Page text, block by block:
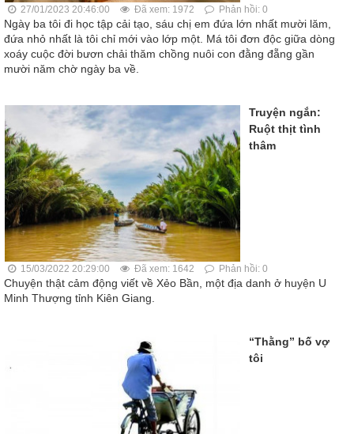
27/01/2023 20:46:00 Đã xem: 1972 Phản hồi: 0
Ngàγ ba tôi đi học tập cải tạo, sáu chị em đứa lớn nhất mười lăm,
đứa nhỏ nhất là tôi chỉ mới vào lớp một. Má tôi đơn độc giữa dòng
xoáy cuộc đời bươn chải thăm chồng nuôi con đằng đẵng gần
mười năm chờ ngày ba về.
Truyện ngắn:
Ruột thịt tình
thâm
15/03/2022 20:29:00 Đã xem: 1642 Phản hồi: 0
Chuyện thật cảm động viết về Xẻo Bần, một địa danh ở huyện U
Minh Thượng tỉnh Kiên Giang.
“Thằng” bố vợ
tôi